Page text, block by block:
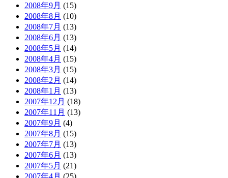
2008年9月 (15)
2008年8月 (10)
2008年7月 (13)
2008年6月 (13)
2008年5月 (14)
2008年4月 (15)
2008年3月 (15)
2008年2月 (14)
2008年1月 (13)
2007年12月 (18)
2007年11月 (13)
2007年9月 (4)
2007年8月 (15)
2007年7月 (13)
2007年6月 (13)
2007年5月 (21)